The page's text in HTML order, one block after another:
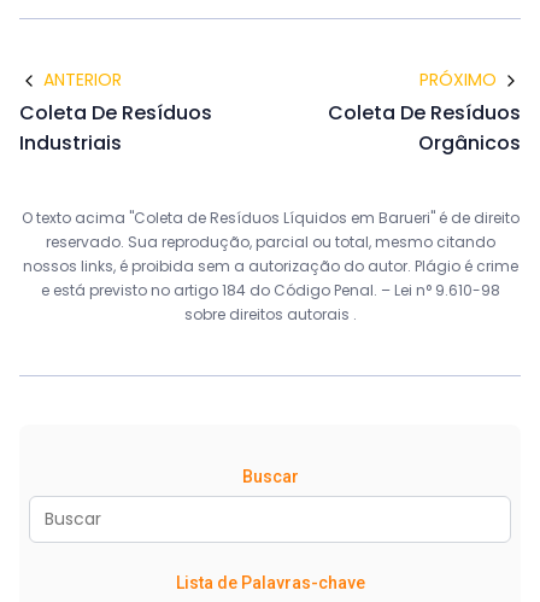
ANTERIOR
Coleta De Resíduos
Industriais
PRÓXIMO
Coleta De Resíduos
Orgânicos
O texto acima "Coleta de Resíduos Líquidos em Barueri" é de direito
reservado. Sua reprodução, parcial ou total, mesmo citando
nossos links, é proibida sem a autorização do autor. Plágio é crime
e está previsto no artigo 184 do Código Penal. – Lei n° 9.610-98
sobre direitos autorais .
Buscar
Lista de Palavras-chave